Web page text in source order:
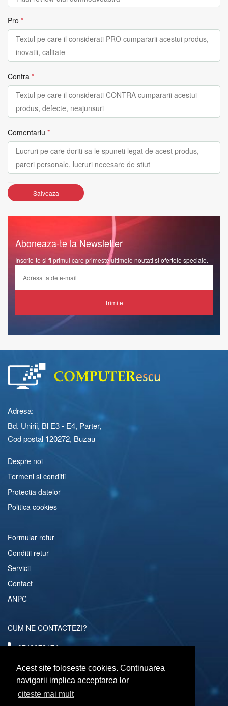
Acest site foloseste cookies. Continuarea
navigarii implica acceptarea lor
citeste mai mult
Pro *
Contra *
Comentariu *
Salveaza
Aboneaza-te la Newsletter
Inscrie-te si fi primul care primeste ultimele noutati si ofertele speciale.
Trimite
Adresa:
Bd. Unirii, Bl E3 - E4, Parter,
Cod postal 120272, Buzau
Despre noi
Termeni si conditii
Protectia datelor
Politica cookies
Formular retur
Conditii retur
Servicii
Contact
ANPC
CUM NE CONTACTEZI?
0742072474
comenzi@computerescu.ro
URMARESTE-NE SI PE